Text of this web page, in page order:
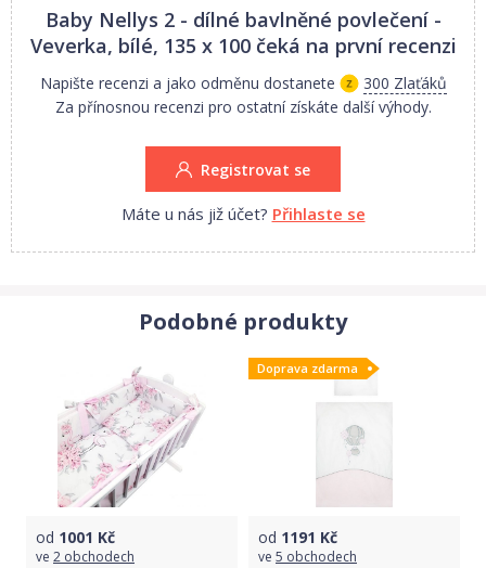
1.jakost.
Praní při teplotě do 40°C
Žehlení při teplotě do 150°C.
Při praní nepoužívejte prací prostředky s bělidly a změkčovadly,
zachováte tak stálobarevnost látky.
Upozornění:
Povlečení je šito strojově, vzor se nemusí tedy nacházet na
stejném místě jak je na fotografii.
povlečení v postýlce.
Baby Nellys 2 - dílné bavlněné povlečení -
Veverka, bílé, 135 x 100 čeká na první recenzi
Napište recenzi a jako odměnu dostanete
300 Zlaťáků
Za přínosnou recenzi pro ostatní získáte další výhody.
Registrovat se
Máte u nás již účet? Přihlaste se
Podobné produkty
od 1001 Kč
ve 2 obchodech
Doprava zdarma
od 1191 Kč
ve 5 obchodech